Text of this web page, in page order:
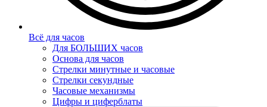
Всё для часов
Для БОЛЬШИХ часов
Основа для часов
Стрелки минутные и часовые
Стрелки секундные
Часовые механизмы
Цифры и циферблаты